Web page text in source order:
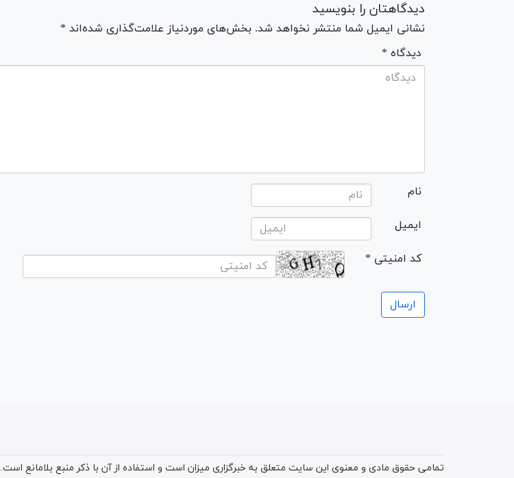
دیدگاهتان را بنویسید
نشانی ایمیل شما منتشر نخواهد شد. بخش‌های موردنیاز علامت‌گذاری شده‌اند *
* دیدگاه
نام
ایمیل
* کد امنیتی
تمامی حقوق مادی و معنوی این سایت متعلق به خبرگزاری میزان است و استفاده از آن با ذکر منبع بلامانع است.